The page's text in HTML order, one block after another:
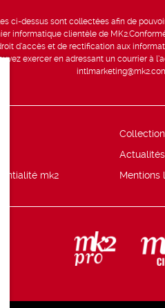
ci-dessus sont collectées afin de
informatique clientèle de
d’accès et de rectification aux
exercer en adressant un courrier à
Actualités
mk2
Mentions